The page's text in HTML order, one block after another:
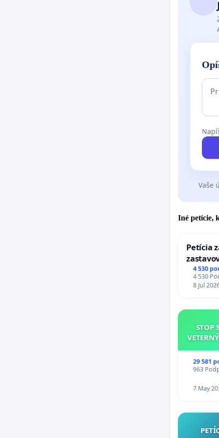
Vaše
Iné petície,
Petícia
Expres
stanici
4 530
4 530
8 Jul
STOP
29 581
963
7 May